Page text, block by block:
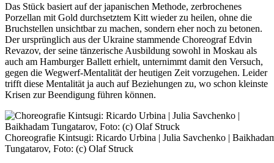
Das Stück basiert auf der japanischen Methode, zerbrochenes
Porzellan mit Gold durchsetztem Kitt wieder zu heilen, ohne die
Bruchstellen unsichtbar zu machen, sondern eher noch zu betonen.
Der ursprünglich aus der Ukraine stammende Choreograf Edvin
Revazov, der seine tänzerische Ausbildung sowohl in Moskau als
auch am Hamburger Ballett erhielt, unternimmt damit den Versuch,
gegen die Wegwerf-Mentalität der heutigen Zeit vorzugehen. Leider
trifft diese Mentalität ja auch auf Beziehungen zu, wo schon kleinste
Krisen zur Beendigung führen können.
Choreografie Kintsugi: Ricardo Urbina | Julia Savchenko |
Tungatarov, Foto: (c) Olaf Struck